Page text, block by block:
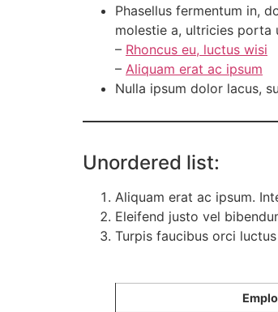
Phasellus fermentum in,
molestie a, ultricies porta
– Rhoncus eu, luctus wisi
– Aliquam erat ac ipsum
Nulla ipsum dolor lacus,
Unordered list:
Aliquam erat ac ipsum.
Eleifend justo vel
Turpis faucibus orci